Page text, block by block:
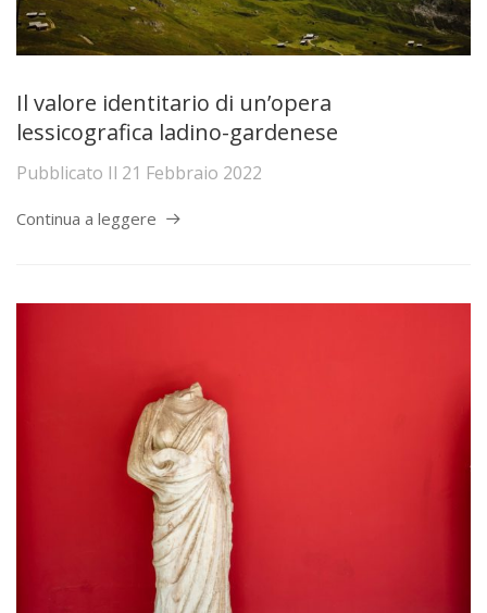
Il valore identitario di un’opera
lessicografica ladino-gardenese
Pubblicato Il 21 Febbraio 2022
Continua a leggere